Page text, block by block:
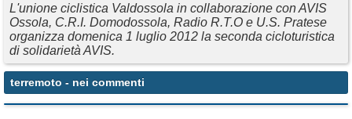
L'unione ciclistica Valdossola in collaborazione con AVIS
Ossola, C.R.I. Domodossola, Radio R.T.O e U.S. Pratese
organizza domenica 1 luglio 2012 la seconda cicloturistica
di solidarietà AVIS.
terremoto - nei commenti